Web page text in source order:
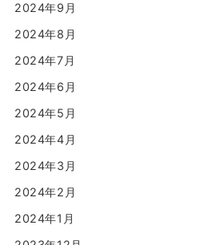
2024年9月
2024年8月
2024年7月
2024年6月
2024年5月
2024年4月
2024年3月
2024年2月
2024年1月